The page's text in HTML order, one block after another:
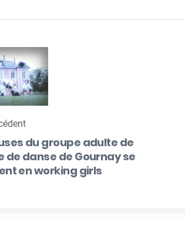
du groupe adulte de
de danse de Gournay se
en working girls